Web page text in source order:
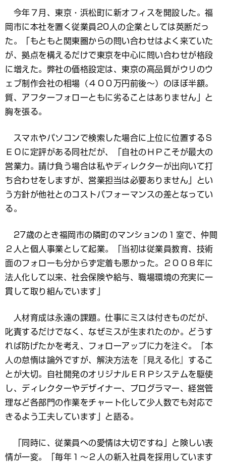
今年７月、東京・浜松町に新オフィスを開設した。福
岡市に本社を置く従業員20人の企業としては英断だっ
た。「もともと関東圏からの問い合わせはよく来ていた
が、拠点を構えるだけで東京を中心に問い合わせが格段
に増えた。弊社の価格設定は、東京の高品質がウリのウ
ェブ制作会社の相場（４００万円前後～）のほぼ半額。
質、アフターフォローともに劣ることはありません」と
胸を張る。
スマホやパソコンで検索した場合に上位に位置するＳ
ＥＯに定評がある同社だが、「自社のＨＰこそが最大の
営業力。請け負う場合は私やディレクターが出向いて打
ち合わせをしますが、営業担当は必要ありません」とい
う方針が他社とのコストパフォーマンスの差となってい
る。
27歳のとき福岡市の隣町のマンションの１室で、仲間
２人と個人事業として起業。「当初は従業員教育、技術
面のフォローも分からず定着も悪かった。２００８年に
法人化して以来、社会保険や給与、職場環境の充実に一
貫して取り組んでいます」
人材育成は永遠の課題。仕事にミスは付きものだが、
叱責するだけでなく、なぜミスが生まれたのか。どうす
れば防げたかを考え、フォローアップに力を注ぐ。「本
人の怠惰は論外ですが、解決方法を『見える化』するこ
とが大切。自社開発のオリジナルＥＲＰシステムを駆使
し、ディレクターやデザイナー、プログラマー、経営管
理など各部門の作業をチャート化して少人数でも対応で
きるよう工夫しています」と語る。
「同時に、従業員への愛情は大切ですね」と険しい表
情が一変。「毎年１～２人の新入社員を採用しています